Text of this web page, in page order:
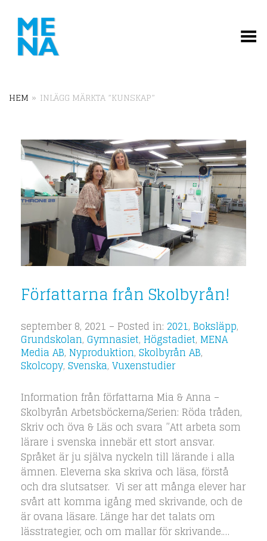
Toggle Menu
HEM » INLÄGG MÄRKTA ”KUNSKAP”
Författarna från Skolbyrån!
september 8, 2021 – Posted in: 2021, Boksläpp,
Grundskolan, Gymnasiet, Högstadiet, MENA
Media AB, Nyproduktion, Skolbyrån AB,
Skolcopy, Svenska, Vuxenstudier
Information från författarna Mia & Anna –
Skolbyrån Arbetsböckerna/Serien: Röda tråden,
Skriv och öva & Läs och svara ”Att arbeta som
lärare i svenska innebär ett stort ansvar.
Språket är ju själva nyckeln till lärande i alla
ämnen. Eleverna ska skriva och läsa, förstå
och dra slutsatser. Vi ser att många elever har
svårt att komma igång med skrivande, och de
är ovana läsare. Länge har det talats om
lässtrategier, och om mallar för skrivande.…